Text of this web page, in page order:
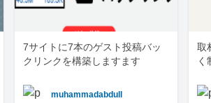
7サイトに7本のゲスト投稿バッ
クリンクを構築しますます
muhammadabdull
取
く